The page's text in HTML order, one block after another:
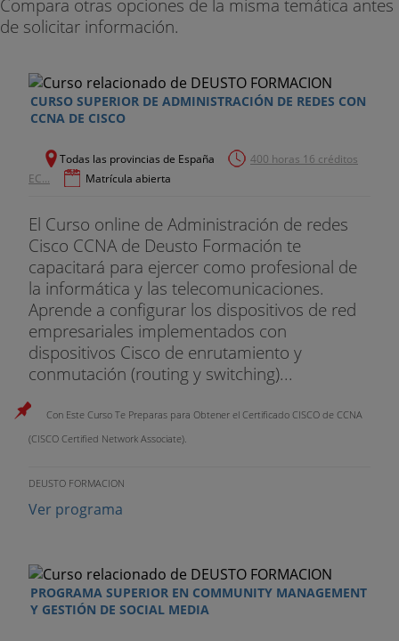
Tema 9. Conceptos de QoS
Tema 1
0. Administración de red
Tema 11. Diseño de la red
Tema 12. Resolución de problemas en la red
Tema 13. Virtualización de red
Tema 14. Automatización de la red
de solicitar información.
CURSO SUPERIOR DE ADMINISTRACIÓN DE REDES CON
CCNA DE CISCO
Todas las provincias de España
400 horas 16 créditos
EC...
Matrícula abierta
El Curso online de Administración de redes
Cisco CCNA de Deusto Formación te
capacitará para ejercer como profesional de
la informática y las telecomunicaciones.
Aprende a configurar los dispositivos de red
empresariales implementados con
dispositivos Cisco de enrutamiento y
conmutación (routing y switching)...
Con Este Curso Te Preparas para Obtener el Certificado CISCO de CCNA
(CISCO Certified Network Associate).
DEUSTO FORMACION
Ver programa
PROGRAMA SUPERIOR EN COMMUNITY MANAGEMENT
Y GESTIÓN DE SOCIAL MEDIA